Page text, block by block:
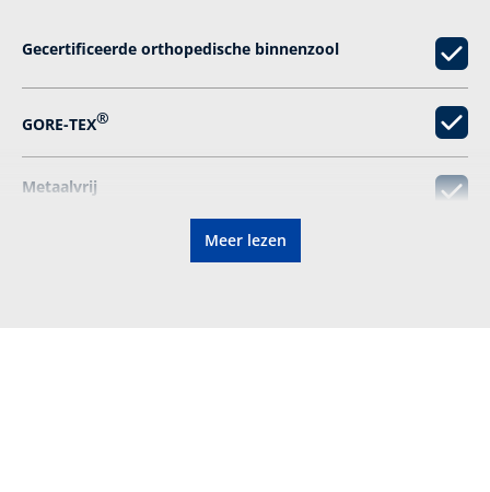
Gecertificeerde orthopedische binnenzool
GORE-TEX®
Metaalvrij
Meer lezen